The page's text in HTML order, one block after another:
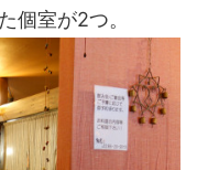
個室が2つ。